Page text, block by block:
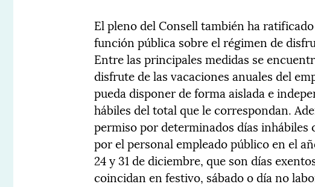
El pleno del Consell también ha
función pública sobre el régimen de
Entre las principales medidas se
disfrute de las vacaciones anuales del
pueda disponer de forma aislada e
hábiles del total que le correspondan.
permiso por determinados días
por el personal empleado público en el
24 y 31 de diciembre, que son días
coincidan en festivo, sábado o día no